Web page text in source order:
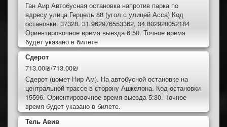
Ган Аир Автобусная остановка напротив парка по
адресу улица Герцель 88 (угол с улицей Асса) Код
остановки: 37328. 31.962976553362, 34.802920052184
Ориентировочное время выезда 6:50. Точное время
будет указано в билете
Сдерот
713.00₪/713.00₪
Сдерот (цомет Нир Ам). На автобусной остановке на
центральной трассе в сторону Ашкелона. Код остановки
15596. Ориентировочное время выезда 5:30. Точное
время будет указано в билете.
Тель Авив